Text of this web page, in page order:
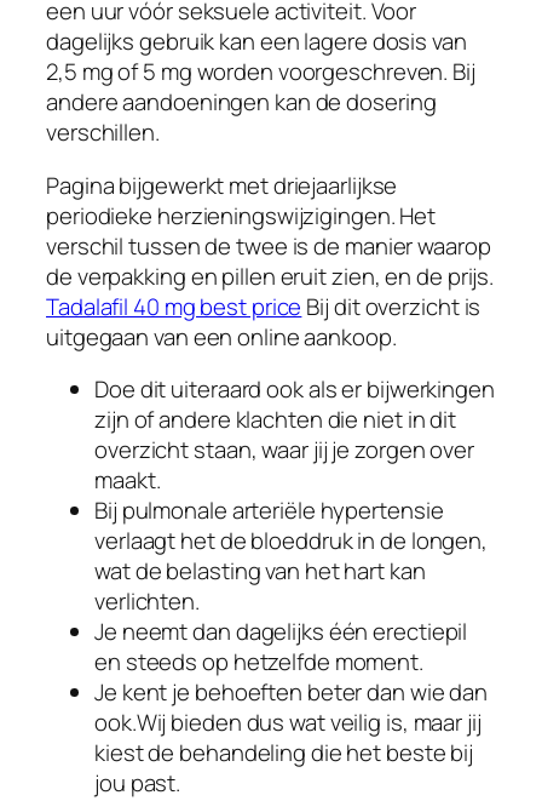
een uur vóór seksuele activiteit. Voor
dagelijks gebruik kan een lagere dosis van
2,5 mg of 5 mg worden voorgeschreven. Bij
andere aandoeningen kan de dosering
verschillen.
Pagina bijgewerkt met driejaarlijkse
periodieke herzieningswijzigingen. Het
verschil tussen de twee is de manier waarop
de verpakking en pillen eruit zien, en de prijs.
Tadalafil 40 mg best price Bij dit overzicht is
uitgegaan van een online aankoop.
Doe dit uiteraard ook als er bijwerkingen
zijn of andere klachten die niet in dit
overzicht staan, waar jij je zorgen over
maakt.
Bij pulmonale arteriële hypertensie
verlaagt het de bloeddruk in de longen,
wat de belasting van het hart kan
verlichten.
Je neemt dan dagelijks één erectiepil
en steeds op hetzelfde moment.
Je kent je behoeften beter dan wie dan
ook.Wij bieden dus wat veilig is, maar jij
kiest de behandeling die het beste bij
jou past.